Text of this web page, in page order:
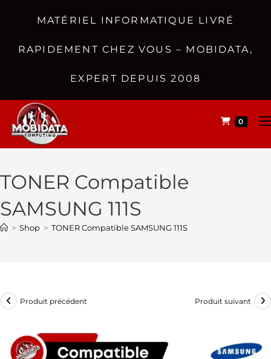
MATÉRIEL INFORMATIQUE LIVRÉ
RAPIDEMENT CHEZ VOUS – MOBIDATA,
EXPERT DEPUIS 2008
0
TONER Compatible
SAMSUNG 111S
> Shop > TONER Compatible SAMSUNG 111S
Produit précédent Produit suivant